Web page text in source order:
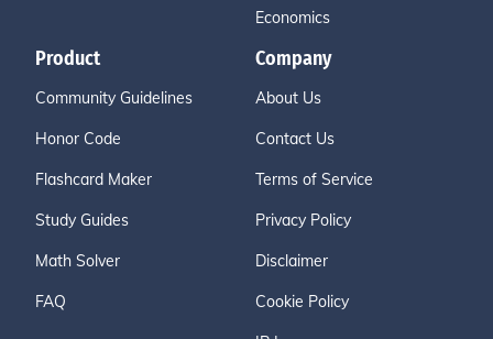
Economics
Product
Community Guidelines
Honor Code
Flashcard Maker
Study Guides
Math Solver
FAQ
Company
About Us
Contact Us
Terms of Service
Privacy Policy
Disclaimer
Cookie Policy